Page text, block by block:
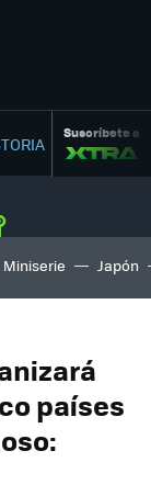
Suscríbete a
Miniserie Japón
países